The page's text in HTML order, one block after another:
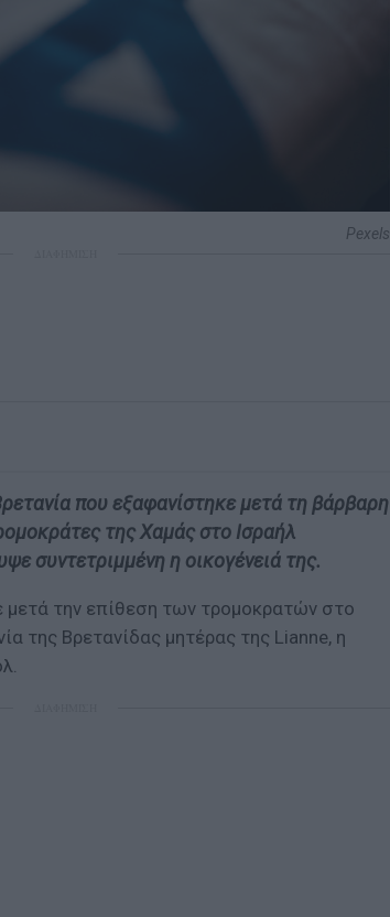
Pexels
που εξαφανίστηκε μετά τη βάρβαρη
της Χαμάς στο Ισραήλ
συντετριμμένη η οικογένειά της.
μετά την επίθεση των τρομοκρατών στο
της Βρετανίδας μητέρας της Lianne, η